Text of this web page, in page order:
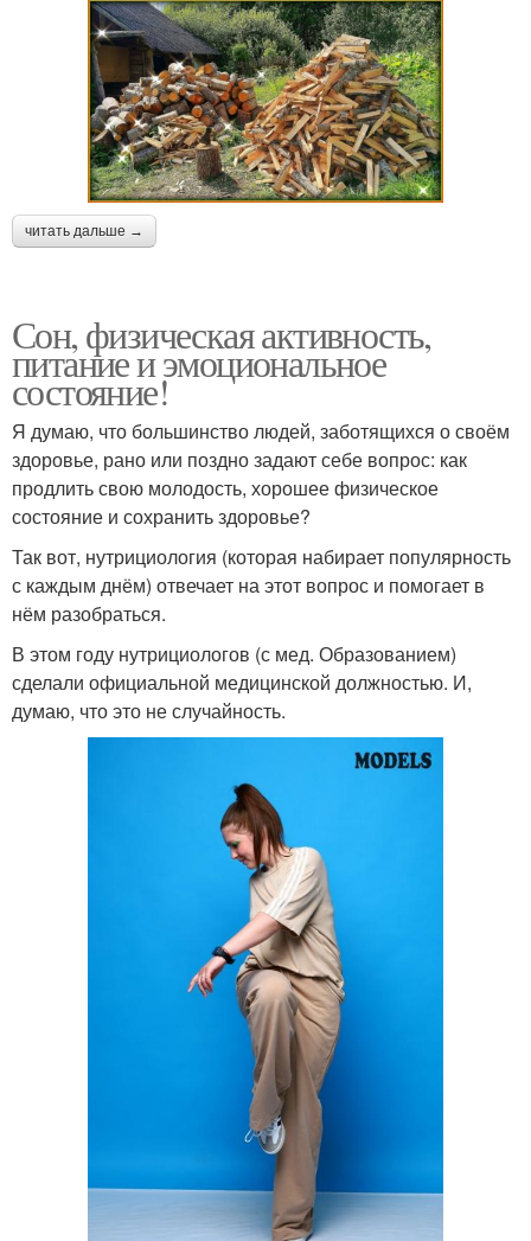
читать дальше →
Сон, физическая активность,
питание и эмоциональное
состояние!
Я думаю, что большинство людей, заботящихся о своём
здоровье, рано или поздно задают себе вопрос: как
продлить свою молодость, хорошее физическое
состояние и сохранить здоровье?
Так вот, нутрициология (которая набирает популярность
с каждым днём) отвечает на этот вопрос и помогает в
нём разобраться.
В этом году нутрициологов (с мед. Образованием)
сделали официальной медицинской должностью. И,
думаю, что это не случайность.